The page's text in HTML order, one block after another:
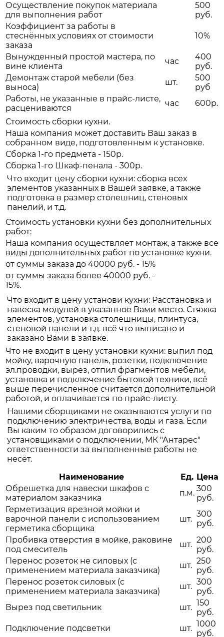
Осуществление покупок материала
для выполнения работ
500
руб.
Коэффициент за работы в
стеснённых условиях от стоимости
заказа
10%
Вынужденный простой мастера, по
вине клиента
час
400
руб.
Демонтаж старой мебели (без
выноса)
шт.
500
руб
Работы, не указанные в прайс-листе,
расцениваются
час
600р.
Стоимость сборки кухни.
Наша компания может доставить Ваш заказ в
собранном виде, подготовленным к установке.
Сборка 1-го предмета - 150р.
Сборка 1-го Шкаф-пенала - 300р.
Что входит цену сборки кухни: сборка всех
элементов указанных в Вашей заявке, а также
подготовка в размер столешниц, стеновых
панелий, и т.д.
Стоимость установки кухни без дополнительных
работ:
Наша компания осуществляет монтаж, а также все
виды дополнительных работ по установке кухни.
от суммы заказа до 40000 руб. - 15%
от суммы заказа более 40000 руб. -
15%.
Что входит в цену установи кухни: Расстановка и
навеска модулей в указанное Вами место. Стяжка
элементов, установка столешницы, плинтуса,
стеновой панели и т.д. всё что выписано и
заказано Вами в заявке.
Что не входит в цену установки кухни: выпил под
мойку, варочную панель, розетки, подключение
эл.проводки, вырез, отпил фрагментов мебели,
установка и подключение бытовой техники, всё
выше перечисленное считается дополнительной
работой, и оплачивается по прайс-листу.
Нашими сборщиками не оказываются услуги по
подключению электричества, воды и газа. Если
Вы каким то образом договорились с
установщиками о подключении, МК "Антарес"
ответственности за выполненные работы не
несёт.
Наименование
Ед. Цена
Обрешетка для навески шкафов с
материалом заказчика
п.м. 300
руб.
Герметизация врезной мойки и
варочной панели с использованием
герметика сборщика
шт.
300
руб.
Пробивка отверстия в мойке, раковине
под смеситель
шт. 200
руб.
Перенос розеток не силовых (с
применением материала заказчика)
шт. 250
руб.
Перенос розеток силовых (с
применением материала заказчика)
шт. 300
руб.
Вырез под светильник
шт. 150
руб.
Подключение подсветки
шт. 1000
руб.